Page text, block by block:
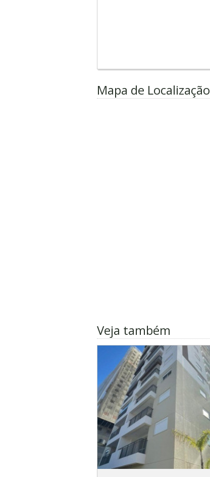
Mapa de Localização
Veja também